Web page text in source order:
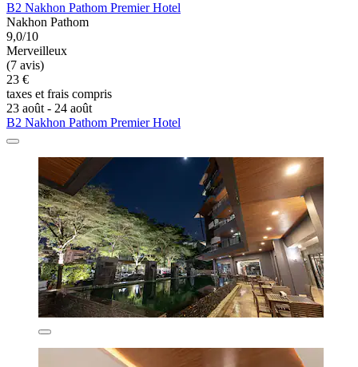
B2 Nakhon Pathom Premier Hotel
Nakhon Pathom
9,0/10
Merveilleux
(7 avis)
23 €
taxes et frais compris
23 août - 24 août
B2 Nakhon Pathom Premier Hotel